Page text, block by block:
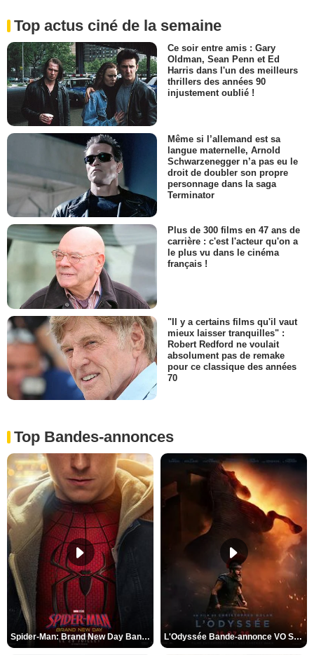
Top actus ciné de la semaine
Ce soir entre amis : Gary
Oldman, Sean Penn et Ed
Harris dans l'un des meilleurs
thrillers des années 90
injustement oublié !
Même si l’allemand est sa
langue maternelle, Arnold
Schwarzenegger n’a pas eu le
droit de doubler son propre
personnage dans la saga
Terminator
Plus de 300 films en 47 ans de
carrière : c'est l'acteur qu'on a
le plus vu dans le cinéma
français !
"Il y a certains films qu'il vaut
mieux laisser tranquilles" :
Robert Redford ne voulait
absolument pas de remake
pour ce classique des années
70
Top Bandes-annonces
Spider-Man: Brand New Day Bande-annonce VO STFR L'Odyssée Bande-annonce VO STFR